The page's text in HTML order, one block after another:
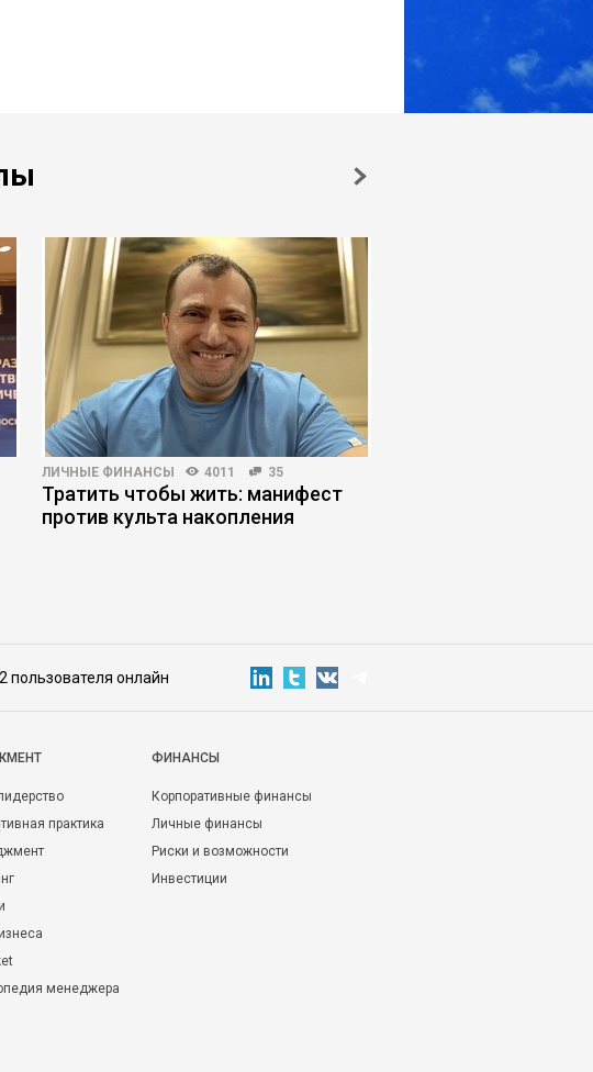
ЛИЧНЫЕ ФИНАНСЫ 4011 35
Тратить чтобы жить: манифест
против культа накопления
пользователя онлайн
практика
менеджера
ФИНАНСЫ
Корпоративные финансы
Личные финансы
Риски и возможности
Инвестиции